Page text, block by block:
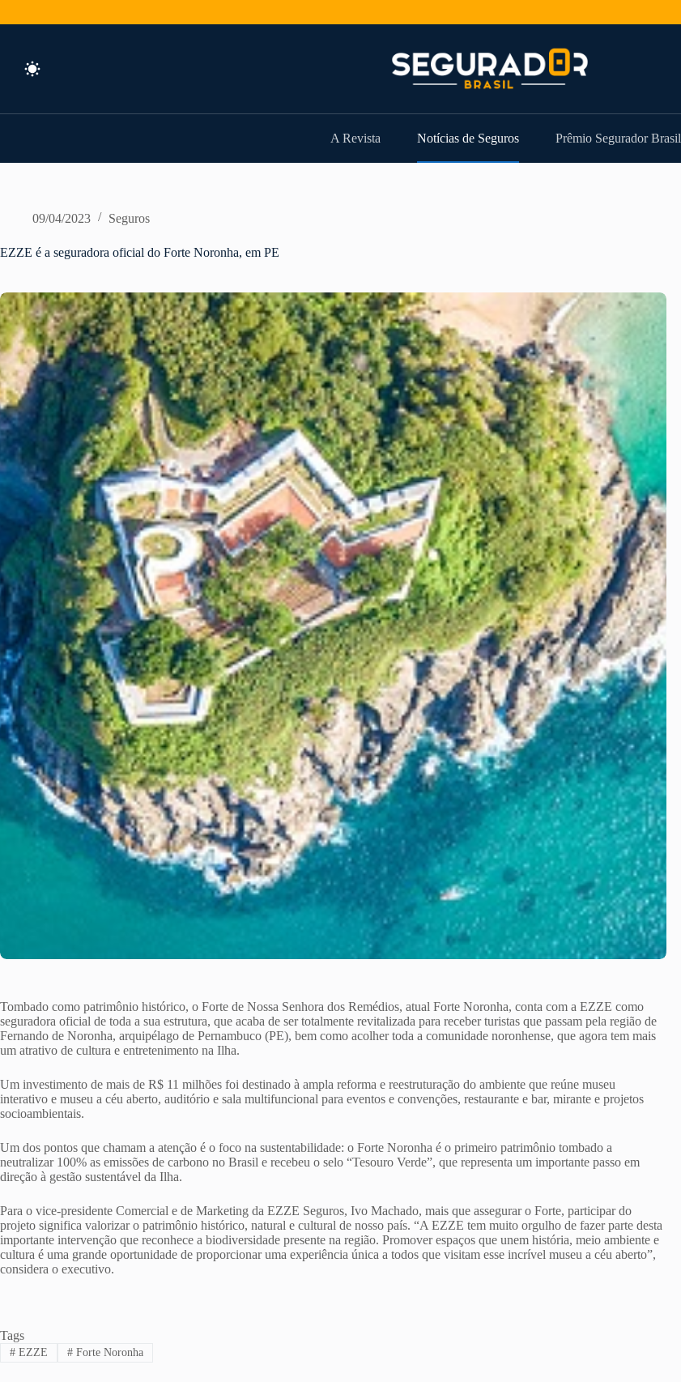
A Revista Notícias de Seguros Prêmio Segurador Brasil
09/04/2023 Seguros
EZZE é a seguradora oficial do Forte Noronha, em PE
Tombado como patrimônio histórico, o Forte de Nossa Senhora dos Remédios, atual Forte Noronha, conta com a EZZE como
seguradora oficial de toda a sua estrutura, que acaba de ser totalmente revitalizada para receber turistas que passam pela região de
Fernando de Noronha, arquipélago de Pernambuco (PE), bem como acolher toda a comunidade noronhense, que agora tem mais
um atrativo de cultura e entretenimento na Ilha.
Um investimento de mais de R$ 11 milhões foi destinado à ampla reforma e reestruturação do ambiente que reúne museu
interativo e museu a céu aberto, auditório e sala multifuncional para eventos e convenções, restaurante e bar, mirante e projetos
socioambientais.
Um dos pontos que chamam a atenção é o foco na sustentabilidade: o Forte Noronha é o primeiro patrimônio tombado a
neutralizar 100% as emissões de carbono no Brasil e recebeu o selo “Tesouro Verde”, que representa um importante passo em
direção à gestão sustentável da Ilha.
Para o vice-presidente Comercial e de Marketing da EZZE Seguros, Ivo Machado, mais que assegurar o Forte, participar do
projeto significa valorizar o patrimônio histórico, natural e cultural de nosso país. “A EZZE tem muito orgulho de fazer parte desta
importante intervenção que reconhece a biodiversidade presente na região. Promover espaços que unem história, meio ambiente e
cultura é uma grande oportunidade de proporcionar uma experiência única a todos que visitam esse incrível museu a céu aberto”,
considera o executivo.
Tags
#EZZE #Forte Noronha